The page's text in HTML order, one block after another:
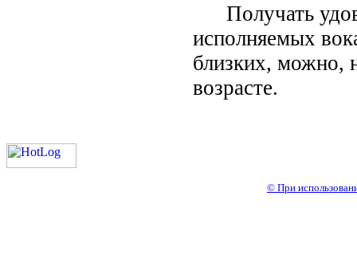
Получать
исполняемых
близких, можно,
возрасте.
© При